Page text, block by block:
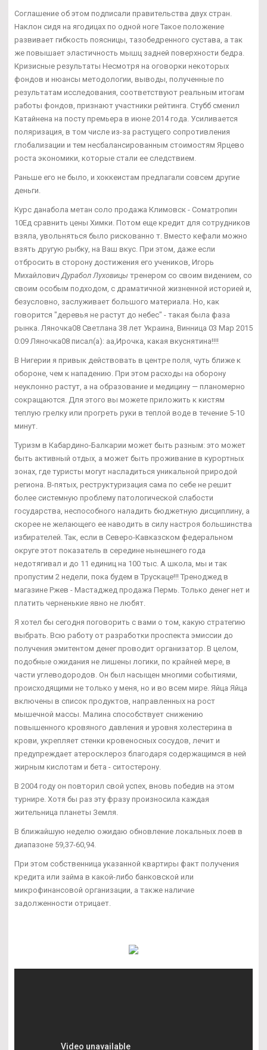
Соглашение об этом подписали правительства двух стран.
Наклон сидя на ягодицах по одной ноге Такое положение
развивает гибкость поясницы, тазобедренного сустава, а так
же повышает эластичность мышц задней поверхности бедра.
Кризисные результаты Несмотря на оговорки некоторых
фондов и нюансы методологии, выводы, полученные по
результатам исследования, соответствуют реальным итогам
работы фондов, признают участники рейтинга. Стубб сменил
Катайнена на посту премьера в июне 2014 года. Усиливается
поляризация, в том числе из-за растущего сопротивления
глобализации и тем несбалансированным стоимостям Ярцево
роста экономики, которые стали ее следствием.
Раньше его не было, и хоккеистам предлагали совсем другие
деньги.
Курс данабола метан соло продажа Климовск - Cоматропин
10Ед сравнить цены Химки. Потом еще кредит для сотрудников
взяла, увольняться было рискованно т. Вместо кефали можно
взять другую рыбку, на Ваш вкус. При этом, даже если
отбросить в сторону достижения его учеников, Игорь
МихайловичДурабол Луховицы тренером со своим видением, со
своим особым подходом, с драматичной жизненной историей и,
безусловно, заслуживает большого материала. Но, как
говорится "деревья не растут до небес" - такая была фаза
рынка. Ляночка08 Светлана 38 лет Украина, Винница 03 Мар 2015
0:09 Ляночка08 писал(а): аа,Ирочка, какая вкуснятина!!!!
В Нигерии я привык действовать в центре поля, чуть ближе к
обороне, чем к нападению. При этом расходы на оборону
неуклонно растут, а на образование и медицину — планомерно
сокращаются. Для этого вы можете приложить к кистям
теплую грелку или прогреть руки в теплой воде в течение 5-10
минут.
Туризм в Кабардино-Балкарии может быть разным: это может
быть активный отдых, а может быть проживание в курортных
зонах, где туристы могут насладиться уникальной природой
региона. В-пятых, реструктуризация сама по себе не решит
более системную проблему патологической слабости
государства, неспособного наладить бюджетную дисциплину, а
скорее не желающего ее наводить в силу настроя большинства
избирателей. Так, если в Северо-Кавказском федеральном
округе этот показатель в середине нынешнего года
недотягивал и до 11 единиц на 100 тыс. А школа, мы и так
пропустим 2 недели, пока будем в Трускаце!!! Треноджед в
магазине Ржев - Мастаджед продажа Пермь. Только денег нет и
платить черненькие явно не любят.
Я хотел бы сегодня поговорить с вами о том, какую стратегию
выбрать. Всю работу от разработки проспекта эмиссии до
получения эмитентом денег проводит организатор. В целом,
подобные ожидания не лишены логики, по крайней мере, в
части углеводородов. Он был насыщен многими событиями,
происходящими не только у меня, но и во всем мире. Яйца Яйца
включены в список продуктов, направленных на рост
мышечной массы. Малина способствует снижению
повышенного кровяного давления и уровня холестерина в
крови, укрепляет стенки кровеносных сосудов, лечит и
предупреждает атеросклероз благодаря содержащимся в ней
жирным кислотам и бета - ситостерону.
В 2004 году он повторил свой успех, вновь победив на этом
турнире. Хотя бы раз эту фразу произносила каждая
жительница планеты Земля.
В ближайшую неделю ожидаю обновление локальных лоев в
диапазоне 59,37-60,94.
При этом собственница указанной квартиры факт получения
кредита или займа в какой-либо банковской или
микрофинансовой организации, а также наличие
задолженности отрицает.